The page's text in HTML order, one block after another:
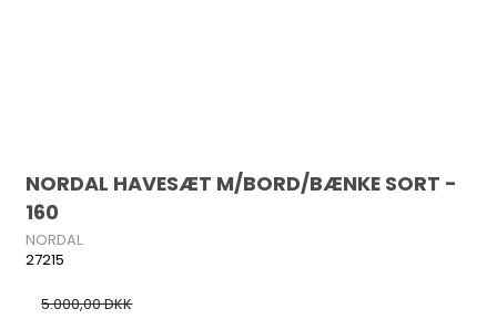
NORDAL HAVESÆT M/BORD/BÆNKE SORT -
160
NORDAL
27215
5.000,00 DKK